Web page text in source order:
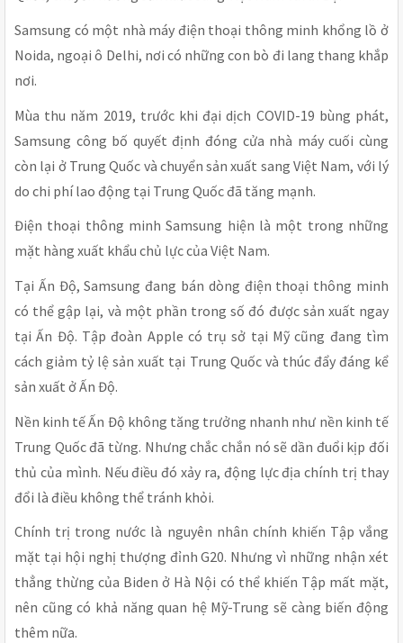
Samsung có một nhà máy điện thoại thông minh khổng lồ ở
Noida, ngoại ô Delhi, nơi có những con bò đi lang thang khắp
nơi.
Mùa thu năm 2019, trước khi đại dịch COVID-19 bùng phát,
Samsung công bố quyết định đóng cửa nhà máy cuối cùng
còn lại ở Trung Quốc và chuyển sản xuất sang Việt Nam, với lý
do chi phí lao động tại Trung Quốc đã tăng mạnh.
Điện thoại thông minh Samsung hiện là một trong những
mặt hàng xuất khẩu chủ lực của Việt Nam.
Tại Ấn Độ, Samsung đang bán dòng điện thoại thông minh
có thể gập lại, và một phần trong số đó được sản xuất ngay
tại Ấn Độ. Tập đoàn Apple có trụ sở tại Mỹ cũng đang tìm
cách giảm tỷ lệ sản xuất tại Trung Quốc và thúc đẩy đáng kể
sản xuất ở Ấn Độ.
Nền kinh tế Ấn Độ không tăng trưởng nhanh như nền kinh tế
Trung Quốc đã từng. Nhưng chắc chắn nó sẽ dần đuổi kịp đối
thủ của mình. Nếu điều đó xảy ra, động lực địa chính trị thay
đổi là điều không thể tránh khỏi.
Chính trị trong nước là nguyên nhân chính khiến Tập vắng
mặt tại hội nghị thượng đỉnh G20. Nhưng vì những nhận xét
thẳng thừng của Biden ở Hà Nội có thể khiến Tập mất mặt,
nên cũng có khả năng quan hệ Mỹ-Trung sẽ càng biến động
thêm nữa.